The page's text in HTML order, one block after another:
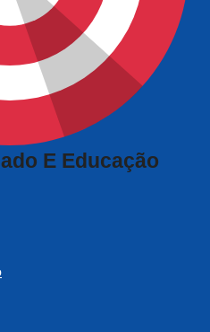
E Educação